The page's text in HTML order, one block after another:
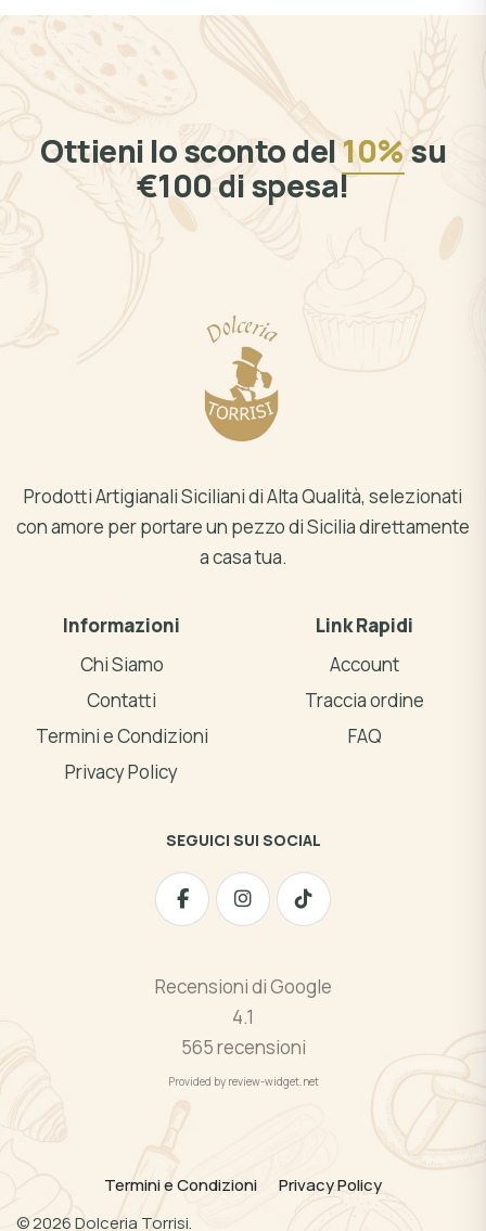
Ottieni lo sconto del 10%su
€100 di spesa!
Prodotti Artigianali Siciliani di Alta Qualità, selezionati
con amore per portare un pezzo di Sicilia direttamente
a casa tua.
Informazioni
Chi Siamo
Contatti
Termini e Condizioni
Privacy Policy
Link Rapidi
Account
Traccia ordine
FAQ
SEGUICI SUI SOCIAL
Recensioni di Google
4.1
565 recensioni
Provided by review-widget.net
Termini e Condizioni
Privacy Policy
©2026Dolceria Torrisi.